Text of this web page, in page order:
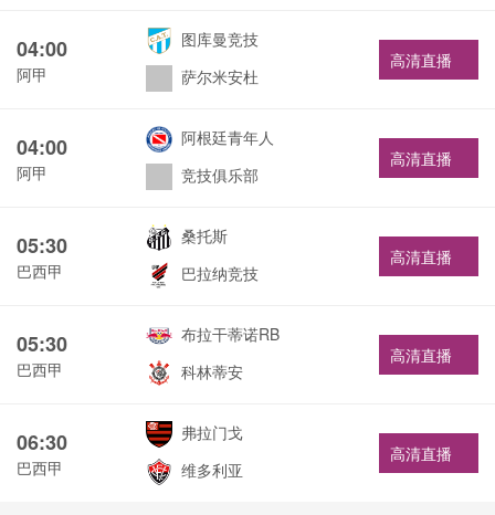
04:00
阿甲
图库曼竞技
萨尔米安杜
高清直播
04:00
阿甲
阿根廷青年人
竞技俱乐部
高清直播
05:30
巴西甲
桑托斯
巴拉纳竞技
高清直播
05:30
巴西甲
布拉干蒂诺RB
科林蒂安
高清直播
06:30
巴西甲
弗拉门戈
维多利亚
高清直播